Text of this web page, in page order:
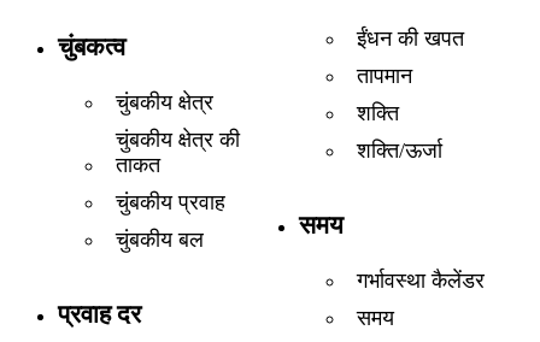
चुंबकत्व
चुंबकीय क्षेत्र
चुंबकीय क्षेत्र की
ताकत
चुंबकीय प्रवाह
चुंबकीय बल
प्रवाह दर
ईंधन की खपत
तापमान
शक्ति
शक्ति/ऊर्जा
समय
गर्भावस्था कैलेंडर
समय